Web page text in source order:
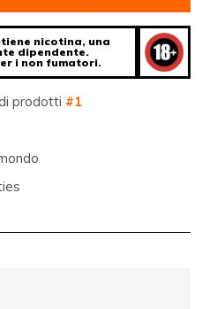
nicotina, una
dipendente.
i non fumatori.
prodotti #1